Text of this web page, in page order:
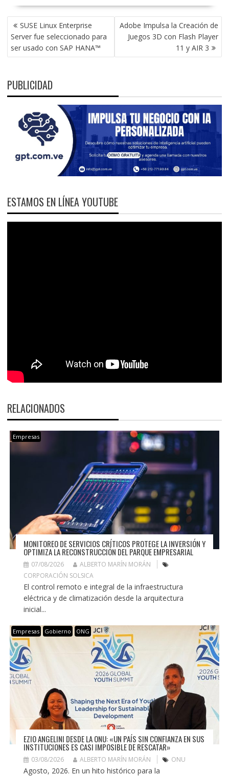
NAVEGACIÓN
DE
ENTRADAS
SUSE Linux Enterprise
Server fue seleccionado para
ser usado con SAP HANA™
Adobe Impulsa la Creación de
Juegos 3D con Flash Player
11 y AIR 3
PUBLICIDAD
ESTAMOS EN LÍNEA YOUTUBE
RELACIONADOS
Empresas
MONITOREO DE SERVICIOS CRÍTICOS PROTEGE LA INVERSIÓN Y
OPTIMIZA LA RECONSTRUCCIÓN DEL PARQUE EMPRESARIAL
07/08/2026
ALBERTO MARÍN MORÁN
CORPORACIÓN SOLSICA
El control remoto e integral de la infraestructura
eléctrica y de climatización desde la arquitectura
inicial...
Empresas Gobierno ONG
EZIO ANGELINI DESDE LA ONU: «UN PAÍS SIN CONFIANZA EN SUS
INSTITUCIONES ES CASI IMPOSIBLE DE RESCATAR»
03/08/2026 ALBERTO MARÍN MORÁN ONU
Agosto, 2026. En un hito histórico para la